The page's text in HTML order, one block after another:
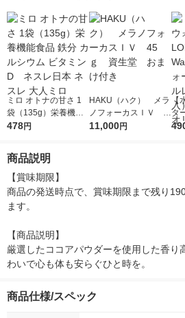
ミロ オトナの甘さ 1
袋（135g）栄養機能
食品 鉄分 カルシウム
478円
HAKU（ハク） メラ
ノフォーカスＩＶ 4
5ｇ 資生堂 おまけ
11,000円
【
タ
r（
商品説明
【賞味期限】
商品の発送時点で、賞味期限まで残り
ます。
【商品説明】
厳選したココアパウダーを使用した香り
わいで心も体も安らぐひと時を。
商品仕様/スペック